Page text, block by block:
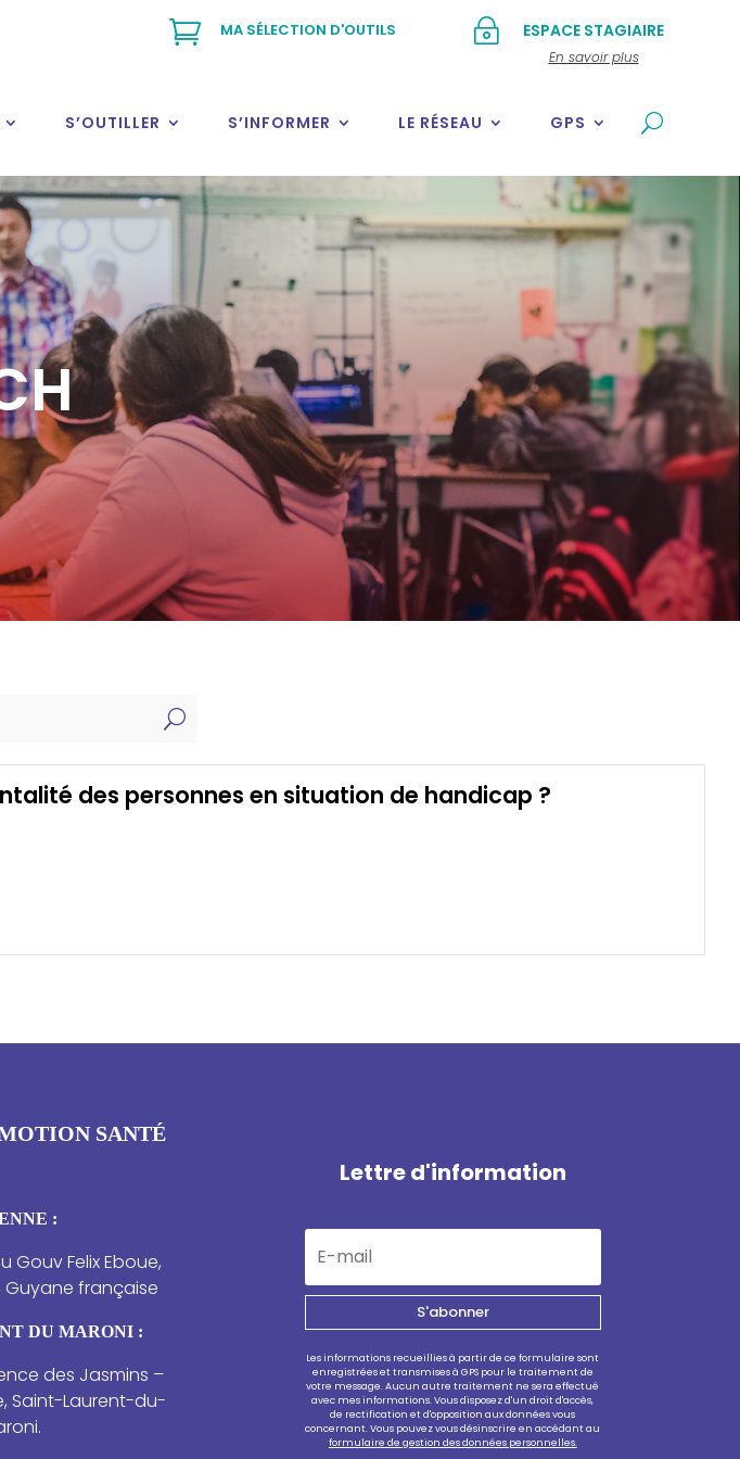
~ ESPACE STAGIAIRE
En savoir plus
 MA SÉLECTION D'OUTILS
S’OUTILLER S’INFORMER LE RÉSEAU GPS
U
des personnes en situation de handicap ?
SANTÉ
:
Gouv Felix Eboue,
Guyane française
DU MARONI :
des Jasmins –
Saint-Laurent-du-
Lettre d'information
S'abonner
Les informations recueillies à partir de ce formulaire sont
enregistrées et transmises à GPS pour le traitement de
votre message. Aucun autre traitement ne sera effectué
avec mes informations. Vous disposez d'un droit d'accès,
de rectification et d'opposition aux données vous
concernant. Vous pouvez vous désinscrire en accédant au
formulaire de gestion des données personnelles.